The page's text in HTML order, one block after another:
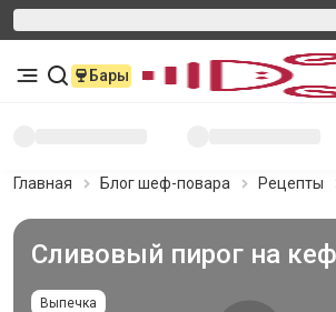
Бары
Главная Блог шеф-повара Рецепты
Сливовый пирог на
Выпечка